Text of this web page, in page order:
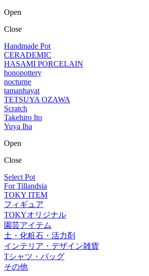
Open
Close
Handmade Pot
CERADEMIC
HASAMI PORCELAIN
honopottery
nocturne
tamanhayat
TETSUYA OZAWA
Scratch
Takehiro Ito
Yuya Iha
Open
Close
Select Pot
For Tillandsia
TOKY ITEM
フィギュア
TOKYオリジナル
園芸アイテム
土・化粧石・活力剤
インテリア・デザイン雑貨
Tシャツ・バッグ
その他